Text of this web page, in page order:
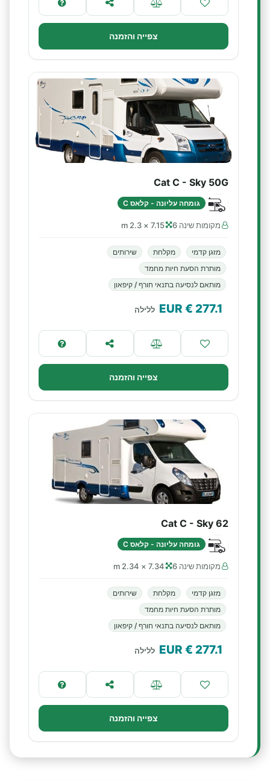
צפייה והזמנה
Cat C - Sky 50G
גומחה עליונה - קלאס C
מקומות שינה 6 7.15 × 2.3 m
מזגן קדמי מקלחת
שירותים
מותרת הסעת חיות מחמד
מותאם לנסיעה בתנאי חורף / קיפאון
277.1
€ EUR ללילה
צפייה והזמנה
Cat C - Sky 62
גומחה עליונה - קלאס C
מקומות שינה 6 7.34 × 2.34 m
מזגן קדמי מקלחת
שירותים
מותרת הסעת חיות מחמד
מותאם לנסיעה בתנאי חורף / קיפאון
277.1
€ EUR ללילה
צפייה והזמנה